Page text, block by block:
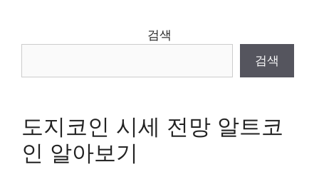
검색
검색
도지코인 시세 전망 알트코
인 알아보기